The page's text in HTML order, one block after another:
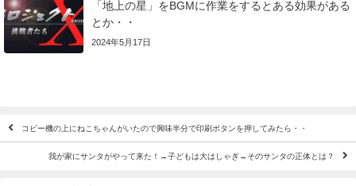
「地上の星」をBGMに作業をするとある効果がある
とか・・
2024年5月17日
コピー機の上にねこちゃんがいたので興味半分で印刷ボタンを押してみたら・・
我が家にサンタがやって来た！→子どもは大はしゃぎ→そのサンタの正体とは？